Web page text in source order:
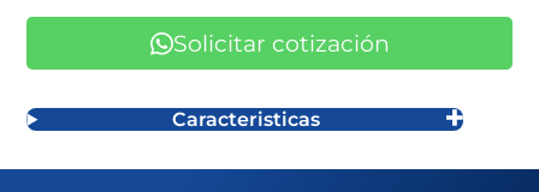
Solicitar cotización
Caracteristicas